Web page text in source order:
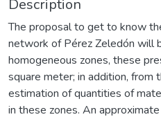
Description
The proposal to get to know
network of Pérez Zeledón will
homogeneous zones, these
square meter; in addition, from
estimation of quantities of
in these zones. An